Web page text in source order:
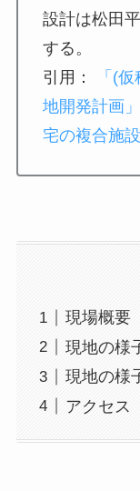
設計は松田
する。
引用：
「(
地開発計画
宅の複合施
現場概要
現地の様
現地の様
アクセス